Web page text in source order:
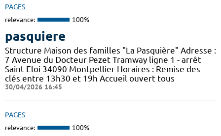
PAGES
relevance: 100%
pasquiere
Structure Maison des familles "La Pasquière" Adresse :
7 Avenue du Docteur Pezet Tramway ligne 1 - arrêt
Saint Eloi 34090 Montpellier Horaires : Remise des
clés entre 13h30 et 19h Accueil ouvert tous
30/04/2026 16:45
PAGES
relevance: 100%